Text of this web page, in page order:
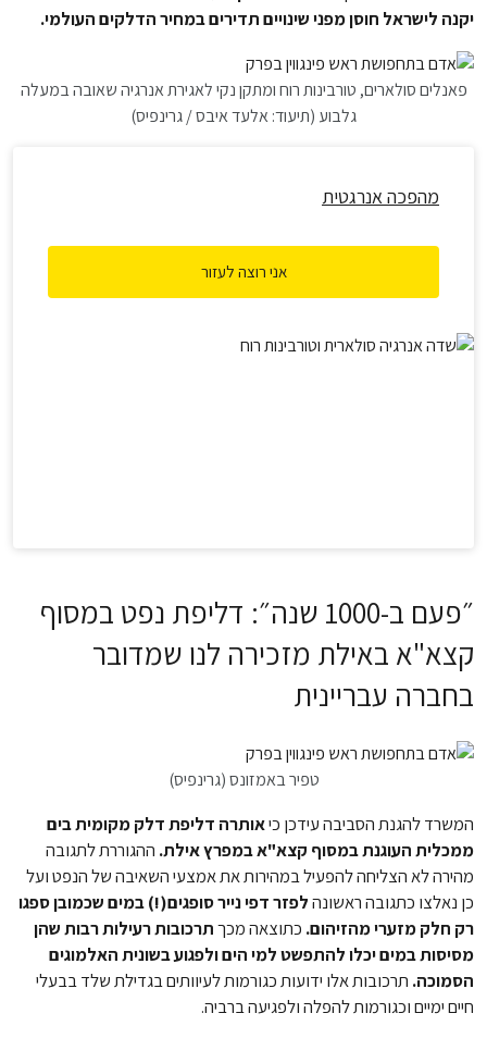
יקנה לישראל חוסן מפני שינויים תדירים במחיר הדלקים העולמי.
פאנלים סולארים, טורבינות רוח ומתקן נקי לאגירת אנרגיה שאובה במעלה
גלבוע (תיעוד: אלעד איבס / גרינפיס)
מהפכה אנרגטית
אני רוצה לעזור
״פעם ב-1000 שנה״: דליפת נפט במסוף
קצא"א באילת מזכירה לנו שמדובר
בחברה עבריינית
טפיר באמזונס (גרינפיס)
המשרד להגנת הסביבה עידכן כיאותרה דליפת דלק מקומית בים
ממכלית העוגנת במסוף קצא"א במפרץ אילת. ההגוררת לתגובה
מהירה לא הצליחה להפעיל במהירות את אמצעי השאיבה של הנפט ועל
כן נאלצו כתגובה ראשונהלפזר דפי נייר סופגים(!) במים שכמובן ספגו
רק חלק מזערי מהזיהום. כתוצאה מכךתרכובות רעילות רבות שהן
מסיסות במים יכלו להתפשט למי הים ולפגוע בשונית האלמוגים
הסמוכה. תרכובות אלו ידועות כגורמות לעיוותים בגדילת שלד בבעלי
חיים ימיים וכגורמות להפלה ולפגיעה ברביה.